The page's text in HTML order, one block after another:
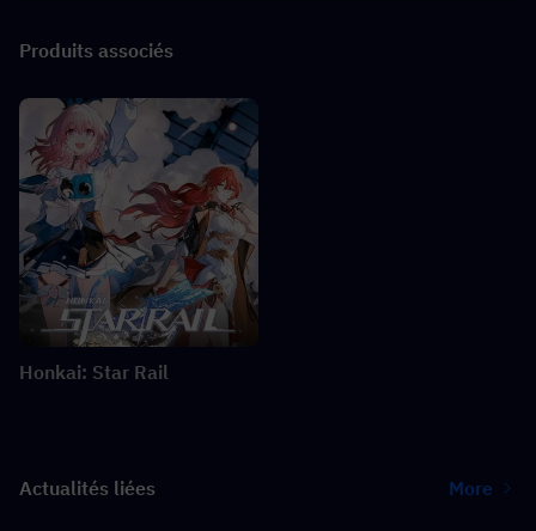
Produits associés
Honkai: Star Rail
Actualités liées More